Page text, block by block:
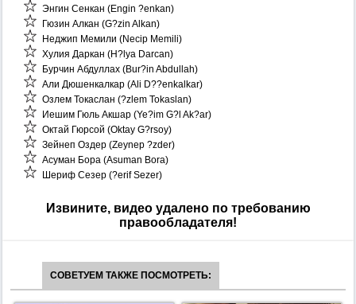
Энгин Сенкан (Engin ?enkan)
Гюзин Алкан (G?zin Alkan)
Неджип Мемили (Necip Memili)
Хулия Даркан (H?lya Darcan)
Бурчин Абдуллах (Bur?in Abdullah)
Али Дюшенкалкар (Ali D??enkalkar)
Озлем Токаслан (?zlem Tokaslan)
Иешим Гюль Акшар (Ye?im G?l Ak?ar)
Октай Гюрсой (Oktay G?rsoy)
Зейнеп Оздер (Zeynep ?zder)
Асуман Бора (Asuman Bora)
Шериф Сезер (?erif Sezer)
Извините, видео удалено по требованию
правообладателя!
СОВЕТУЕМ ТАКЖЕ ПОСМОТРЕТЬ: